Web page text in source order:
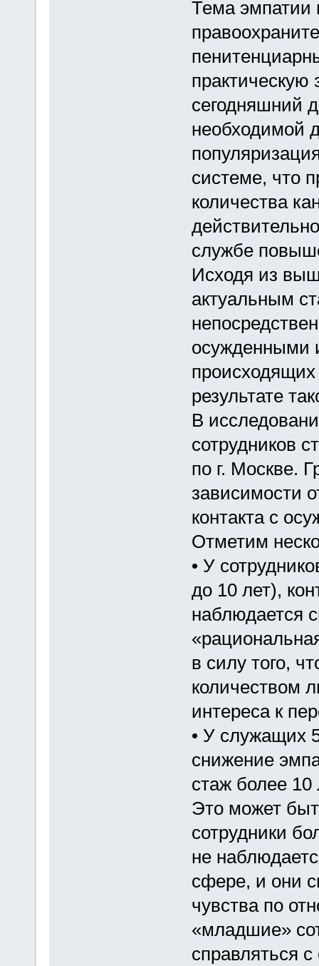
Тема эмпатии
практическую
сегодняшний
необходимой
системе, что
количества
службе
Исходя из
актуальным
осужденными
результате
В
сотрудников
по г. Москве.
зависимости
контакта с
Отметим
• У
до 10 лет),
наблюдается
в силу того,
количеством
интереса к
• У служащих
снижение
стаж более
Это может
сотрудники
не
сфере, и они
чувства по
«младшие»
справляться